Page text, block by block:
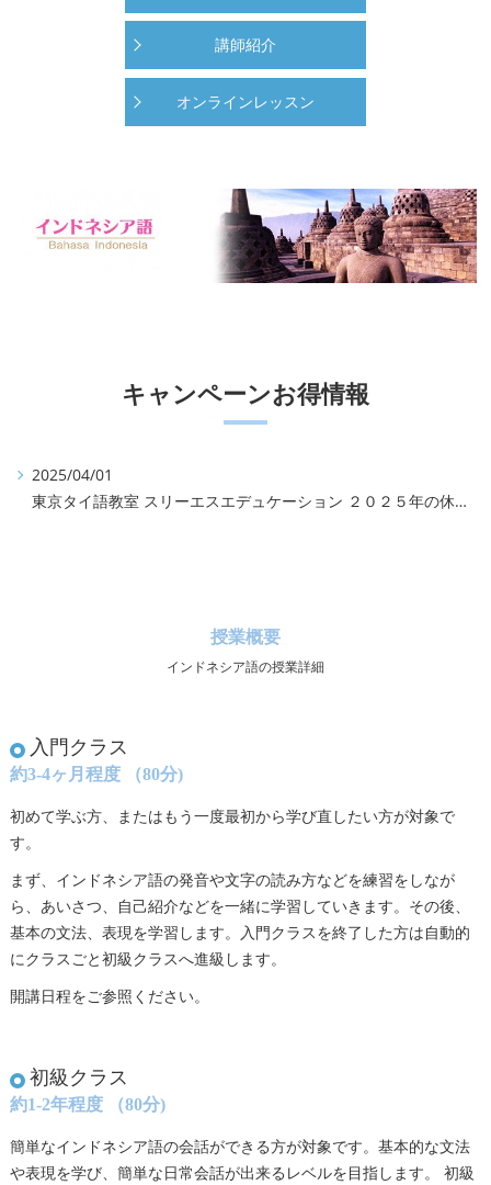
講師紹介
オンラインレッスン
キャンペーンお得情報
2024/08/10
東京タイ語教室 スリーエスエデュケーション ２０２４年の休みについて
授業概要
インドネシア語の授業詳細
入門クラス
約3-4ヶ月程度 （80分)
初めて学ぶ方、またはもう一度最初から学び直したい方が対象で
す。
まず、インドネシア語の発音や文字の読み方などを練習をしなが
ら、あいさつ、自己紹介などを一緒に学習していきます。その後、
基本の文法、表現を学習します。入門クラスを終了した方は自動的
にクラスごと初級クラスへ進級します。
開講日程をご参照ください。
初級クラス
約1-2年程度 （80分)
簡単なインドネシア語の会話ができる方が対象です。基本的な文法
や表現を学び、簡単な日常会話が出来るレベルを目指します。 初級